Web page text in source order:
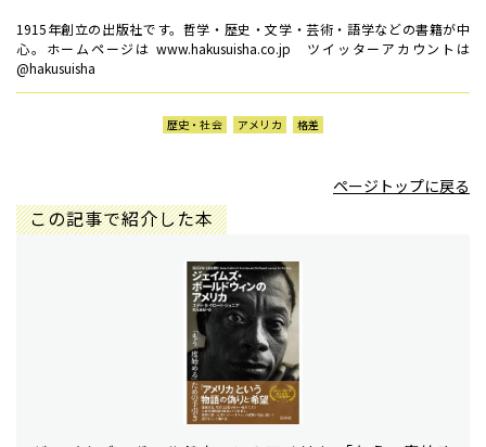
1915年創立の出版社です。哲学・歴史・文学・芸術・語学などの書籍が中
心。ホームページは www.hakusuisha.co.jp ツイッターアカウントは
@hakusuisha
歴史・社会 アメリカ 格差
ページトップに戻る
この記事で紹介した本